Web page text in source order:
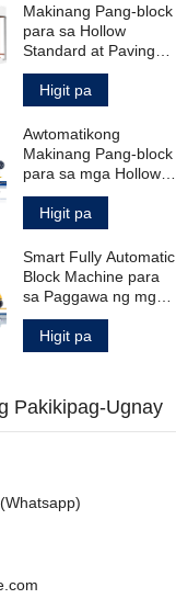
Makinang Pang-block
para sa Hollow
Standard at Paving
Blocks
Higit pa
Awtomatikong
Makinang Pang-block
para sa mga Hollow
Solid Paving Block at
Curbstone
Higit pa
Smart Fully Automatic
Block Machine para
sa Paggawa ng mga
Produktong
Kongkreto
Higit pa
Pakikipag-Ugnay